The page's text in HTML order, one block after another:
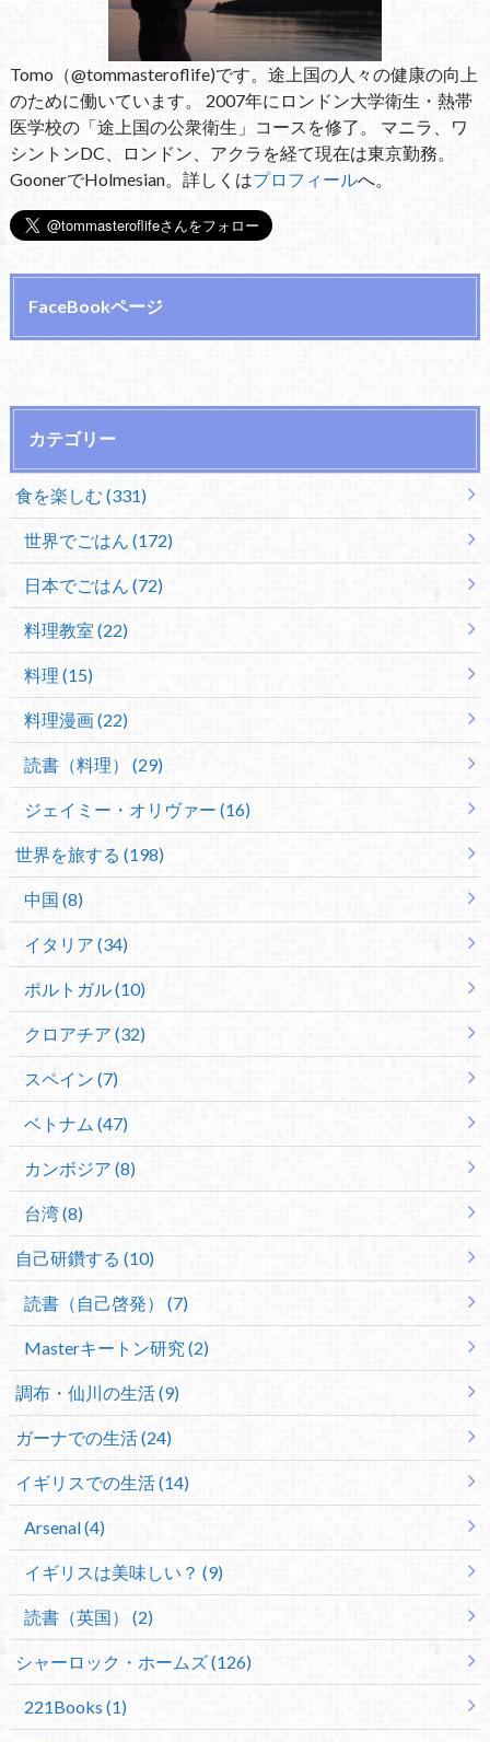
Tomo（@tommasteroflife)です。途上国の人々の健康の向上
のために働いています。 2007年にロンドン大学衛生・熱帯
医学校の「途上国の公衆衛生」コースを修了。 マニラ、ワ
シントンDC、ロンドン、アクラを経て現在は東京勤務。
GoonerでHolmesian。詳しくはプロフィールへ。
FaceBookページ
カテゴリー
食を楽しむ (331)
世界でごはん (172)
日本でごはん (72)
料理教室 (22)
料理 (15)
料理漫画 (22)
読書（料理） (29)
ジェイミー・オリヴァー (16)
世界を旅する (198)
中国 (8)
イタリア (34)
ポルトガル (10)
クロアチア (32)
スペイン (7)
ベトナム (47)
カンボジア (8)
台湾 (8)
自己研鑽する (10)
読書（自己啓発） (7)
Masterキートン研究 (2)
調布・仙川の生活 (9)
ガーナでの生活 (24)
イギリスでの生活 (14)
Arsenal (4)
イギリスは美味しい？ (9)
読書（英国） (2)
シャーロック・ホームズ (126)
221Books (1)